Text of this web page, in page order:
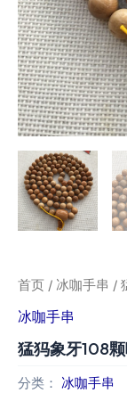
首页 / 冰咖手串 /
冰咖手串
猛犸象牙108
分类： 冰咖手串